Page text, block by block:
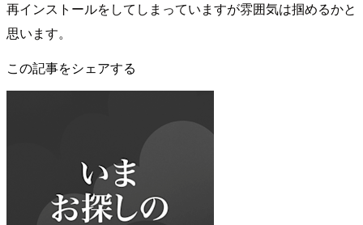
再インストールをしてしまっていますが雰囲気は掴めるかと
思います。
この記事をシェアする